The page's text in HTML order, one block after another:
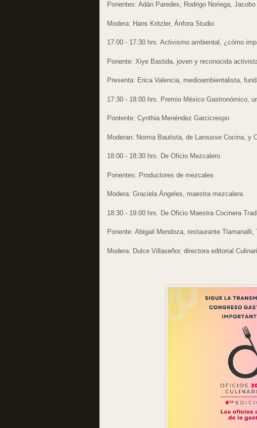
Ponentes: Adán Paredes, Rodrigo Noriega,
Modera: Hans Kritzler, Ánfora Studio
17:00 - 17:30 hrs. Activismo ambiental, ¿cómo
Ponente: Xiye Bastida, joven y reconocida
Presenta: Erica Valencia, medioambientalista,
17:30 - 18:00 hrs. Premio México Gastronómico,
Pontente: Cynthia Menéndez Garcicrespo
Moderan: Norma Bautista, de Larousse Cocina, y
18:00 - 18:30 hrs. De Oficio Mezcalero
Ponentes: Productores de mezcales
Modera: Graciela Ángeles, maestra mezcalera
18:30 - 19:00 hrs. De Oficio Maestra Cocinera
Ponente: Abigail Mendoza, restaurante
Modera: Dulce Villaseñor, directora editorial